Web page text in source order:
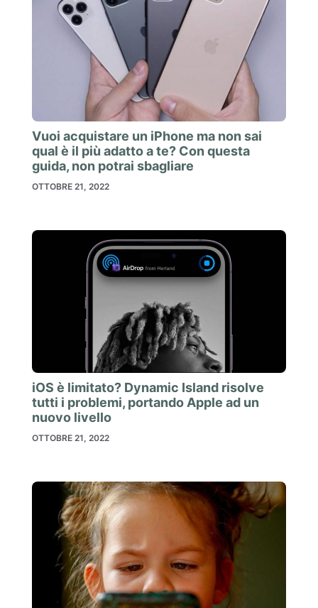
Vuoi acquistare un iPhone ma non sai
qual è il più adatto a te? Con questa
guida, non potrai sbagliare
OTTOBRE 21, 2022
iOS è limitato? Dynamic Island risolve
tutti i problemi, portando Apple ad un
nuovo livello
OTTOBRE 21, 2022